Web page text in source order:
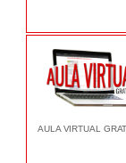
AULA VIRTUAL